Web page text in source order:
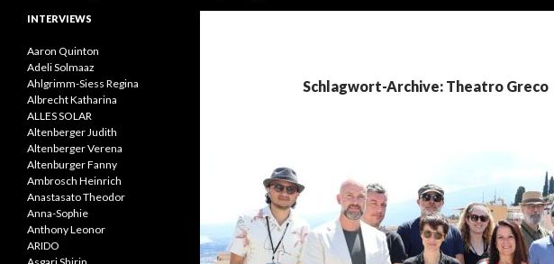
Schlagwort-Archive: Theatro Greco
INTERVIEWS
Aaron Quinton
Adeli Solmaaz
Ahlgrimm-Siess Regina
Albrecht Katharina
ALLES SOLAR
Altenberger Judith
Altenberger Verena
Altenburger Fanny
Ambrosch Heinrich
Anastasato Theodor
Anna-Sophie
Anthony Leonor
ARIDO